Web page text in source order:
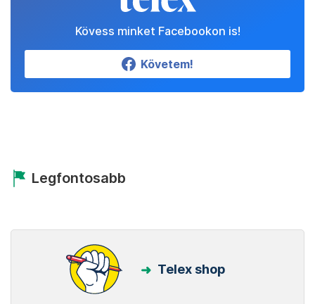
Kövess minket Facebookon is!
Követem!
Legfontosabb
Telex shop